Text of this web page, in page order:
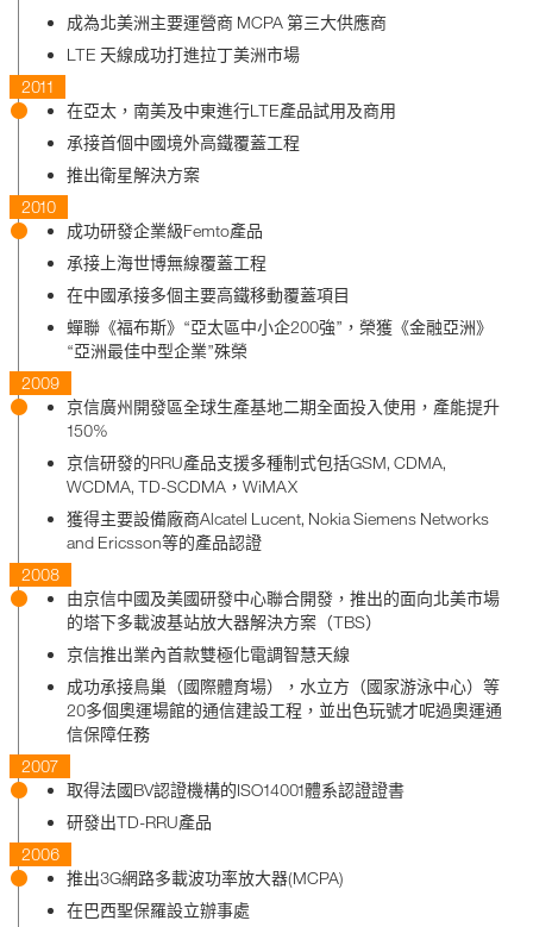
成為北美洲主要運營商 MCPA 第三大供應商
LTE 天線成功打進拉丁美洲市場
2011
在亞太，南美及中東進行LTE產品試用及商用
承接首個中國境外高鐵覆蓋工程
推出衛星解決方案
2010
成功研發企業級Femto產品
承接上海世博無線覆蓋工程
在中國承接多個主要高鐵移動覆蓋項目
蟬聯《福布斯》“亞太區中小企200強”，榮獲《金融亞洲》
“亞洲最佳中型企業”殊榮
2009
京信廣州開發區全球生產基地二期全面投入使用，產能提升
150%
京信研發的RRU產品支援多種制式包括GSM, CDMA,
WCDMA, TD-SCDMA，WiMAX
獲得主要設備廠商Alcatel Lucent, Nokia Siemens Networks
and Ericsson等的產品認證
2008
由京信中國及美國研發中心聯合開發，推出的面向北美市場
的塔下多載波基站放大器解決方案（TBS）
京信推出業內首款雙極化電調智慧天線
成功承接鳥巢（國際體育場），水立方（國家游泳中心）等
20多個奧運場館的通信建設工程，並出色玩號才呢過奧運通
信保障任務
2007
取得法國BV認證機構的ISO14001體系認證證書
研發出TD-RRU產品
2006
推出3G網路多載波功率放大器(MCPA)
在巴西聖保羅設立辦事處